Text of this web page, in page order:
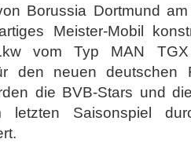
Borussia Dortmund
Meister-Mobil
vom Typ MAN
den neuen deutschen
die BVB-Stars und
letzten Saisonspiel